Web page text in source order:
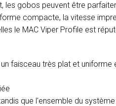
les gobos peuvent être
compacte, la vitesse
le MAC Viper Profile est
faisceau très plat et uniforme
que l'ensemble du